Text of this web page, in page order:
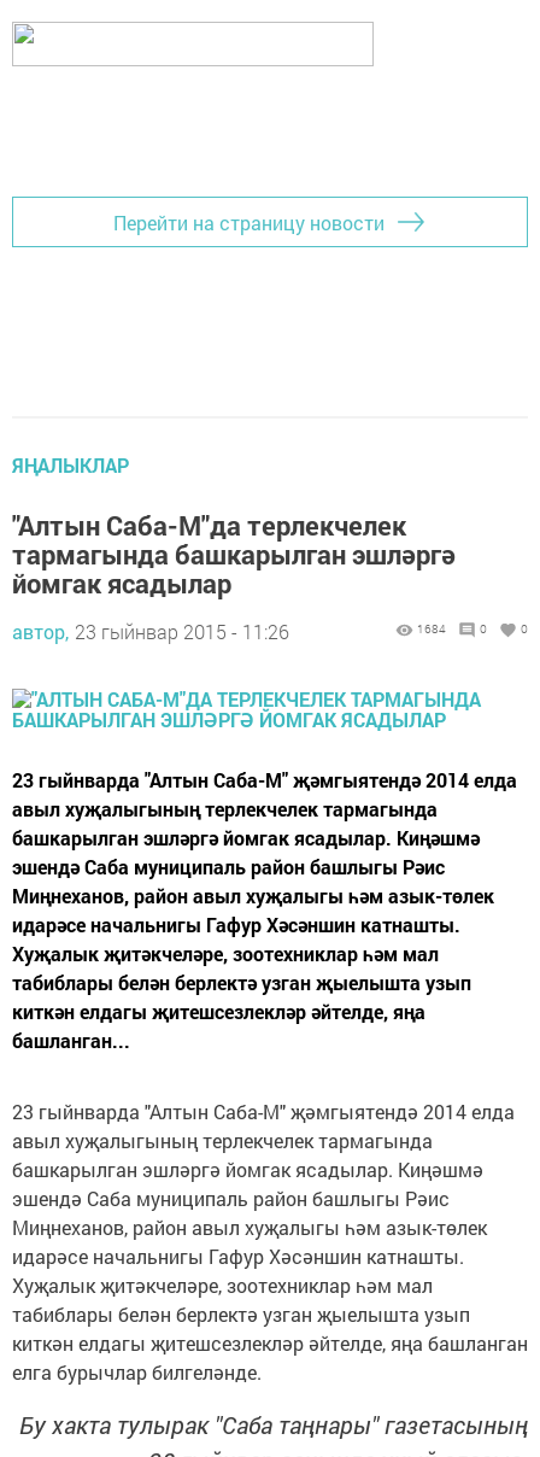
Перейти на страницу новости
ЯҢАЛЫКЛАР
"Алтын Саба-М"да терлекчелек
тармагында башкарылган эшләргә
йомгак ясадылар
автор, 23 гыйнвар 2015 - 11:26 1684 0 0
23 гыйнварда "Алтын Саба-М" җәмгыятендә 2014 елда
авыл хуҗалыгының терлекчелек тармагында
башкарылган эшләргә йомгак ясадылар. Киңәшмә
эшендә Саба муниципаль район башлыгы Рәис
Миңнеханов, район авыл хуҗалыгы һәм азык-төлек
идарәсе начальнигы Гафур Хәсәншин катнашты.
Хуҗалык җитәкчеләре, зоотехниклар һәм мал
табиблары белән берлектә узган җыелышта узып
киткән елдагы җитешсезлекләр әйтелде, яңа
башланган...
23 гыйнварда "Алтын Саба-М" җәмгыятендә 2014 елда
авыл хуҗалыгының терлекчелек тармагында
башкарылган эшләргә йомгак ясадылар. Киңәшмә
эшендә Саба муниципаль район башлыгы Рәис
Миңнеханов, район авыл хуҗалыгы һәм азык-төлек
идарәсе начальнигы Гафур Хәсәншин катнашты.
Хуҗалык җитәкчеләре, зоотехниклар һәм мал
табиблары белән берлектә узган җыелышта узып
киткән елдагы җитешсезлекләр әйтелде, яңа башланган
елга бурычлар билгеләнде.
Бу хакта тулырак "Саба таңнары" газетасының